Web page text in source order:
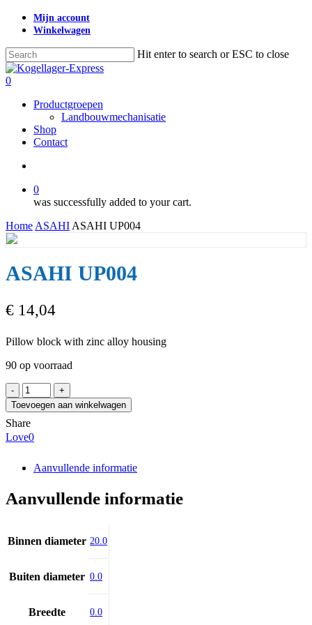
Skip
content
Mijn account
Winkelwagen
Hit enter to search or ESC to close
Close
Search
search
0
Productgroepen
Landbouwmechanisatie
Shop
Contact
0
was successfully added to your cart.
Home ASAHI ASAHI UP004
ASAHI UP004
€ 14,04
Pillow block with zinc alloy housing
90 op voorraad
ASAHI
UP004
aantal
Toevoegen aan winkelwagen
Share
Love0
Aanvullende informatie
Aanvullende informatie
Binnen diameter 20.0
Buiten diameter 0.0
Breedte 0.0